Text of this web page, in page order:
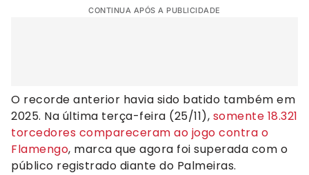
CONTINUA APÓS A PUBLICIDADE
O recorde anterior havia sido batido também em
2025. Na última terça-feira (25/11), somente 18.321
torcedores compareceram ao jogo contra o
Flamengo, marca que agora foi superada com o
público registrado diante do Palmeiras.